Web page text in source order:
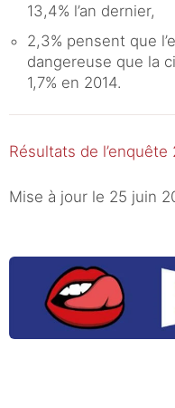
13,4% l’an dernier,
2,3% pensent que
dangereuse que la
1,7% en 2014.
Résultats de l’enquête
Mise à jour le 25 juin